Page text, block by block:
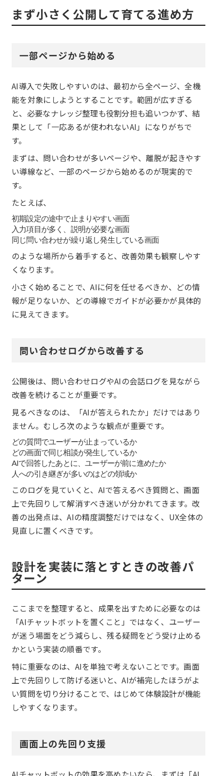
まず小さく公開して育てる進め方
一部ページから始める
AI導入で失敗しやすいのは、最初から全ページ、全機
能を対象にしようとすることです。範囲が広すぎる
と、必要なナレッジ整理も役割分担も追いつかず、結
果として「一応あるが使われないAI」になりがちで
す。
まずは、問い合わせが多いページや、離脱が起きやす
い導線など、一部のページから始めるのが現実的で
す。
たとえば、
初期設定の途中で止まりやすい画面
入力項目が多く、説明が必要な画面
同じ問い合わせが繰り返し発生している画面
のような場所から着手すると、改善効果も観察しやす
くなります。
小さく始めることで、AIに何を任せるべきか、どの情
報が足りないか、どの導線でガイドが必要かが具体的
に見えてきます。
問い合わせログから改善する
公開後は、問い合わせログやAIの会話ログを見ながら
改善を続けることが重要です。
見るべきなのは、「AIが答えられたか」だけではあり
ません。むしろ次のような観点が重要です。
どの質問でユーザーが止まっているか
どの画面で同じ相談が発生しているか
AIで回答したあとに、ユーザーが前に進めたか
人への引き継ぎが多いのはどの領域か
このログを見ていくと、AIで答えるべき質問と、画面
上で先回りして解消すべき迷いが分かれてきます。改
善の出発点は、AIの精度調整だけではなく、UX全体の
見直しに置くべきです。
設計を実装に落とすときの改善パ
ターン
ここまでを整理すると、成果を出すために必要なのは
「AIチャットボットを置くこと」ではなく、ユーザー
が迷う場面をどう減らし、残る疑問をどう受け止める
かという実装の順番です。
特に重要なのは、AIを単独で考えないことです。画面
上で先回りして防げる迷いと、AIが補完したほうがよ
い質問を切り分けることで、はじめて体験設計が機能
しやすくなります。
画面上の先回り支援